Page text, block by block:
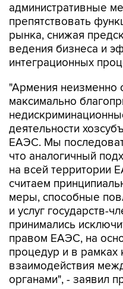
административные
препятствовать
рынка, снижая
ведения бизнеса и
интеграционных
"Армения неизменно
максимально
деятельности
ЕАЭС. Мы
что аналогичный
на всей территории
считаем
меры, способные
и услуг государств-
принимались
правом ЕАЭС, на
процедур и в рамках
взаимодействия
органами", - заявил